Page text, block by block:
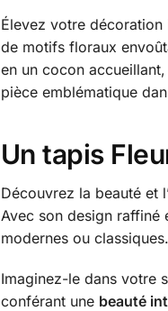
Élevez votre décoration
de motifs floraux
en un cocon
pièce emblématique
Un tapis
Découvrez la beauté et
Avec son design raffiné
modernes ou classiques.
Imaginez-le dans votre
conférant une beauté